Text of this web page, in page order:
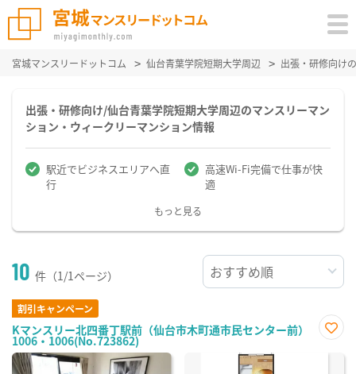
宮城マンスリードットコム 仙台青葉学院短期大学周辺 出張・研修向け
出張・研修向け/仙台青葉学院短期大学周辺のマンスリーマン
ション・ウィークリーマンション情報
駅近でビジネスエリアへ直
行
高速Wi-Fi完備で仕事が快
適
もっと見る
10 件（1/1ページ）
割引キャンペーン
Kマンスリー北四番丁駅前（仙台市木町通市民センター前）
1006・1006(No.723862)
に入